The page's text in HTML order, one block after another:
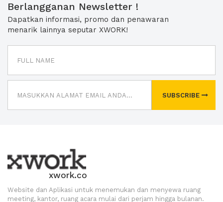
Berlangganan Newsletter !
Dapatkan informasi, promo dan penawaran
menarik lainnya seputar XWORK!
SUBSCRIBE
xwork.co
Website dan Aplikasi untuk menemukan dan menyewa ruang
meeting, kantor, ruang acara mulai dari perjam hingga bulanan.